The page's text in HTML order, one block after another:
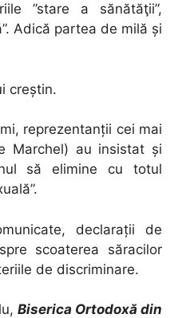
”stare a sănătăţii”,
Adică partea de milă și
creștin.
reprezentanții cei mai
Marchel) au insistat și
să elimine cu totul
declarații de
scoaterea săracilor
de discriminare.
Biserica Ortodoxă din